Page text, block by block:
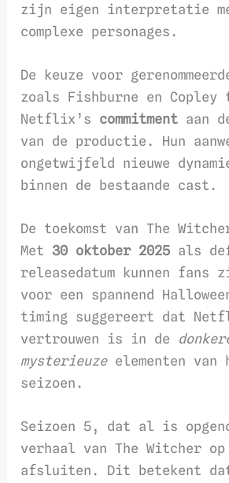
zijn eigen interpretatie
complexe personages.
De keuze voor
zoals Fishburne en Copley
Netflix’s commitment aan
van de productie. Hun
ongetwijfeld nieuwe
binnen de bestaande cast.
De toekomst van The
Met 30 oktober 2025 als
releasedatum kunnen fans
voor een spannend
timing suggereert dat
vertrouwen is in de
mysterieuzeelementen van
seizoen.
Seizoen 5, dat al is
verhaal van The Witcher
afsluiten. Dit betekent